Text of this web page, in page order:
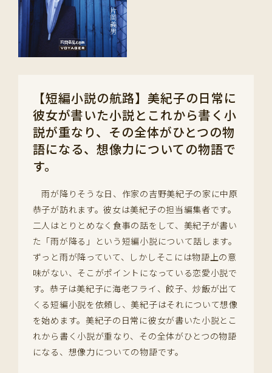
【短編小説の航路】美紀子の日常に
彼女が書いた小説とこれから書く小
説が重なり、その全体がひとつの物
語になる、想像力についての物語で
す。
雨が降りそうな日、作家の吉野美紀子の家に中原
恭子が訪れます。彼女は美紀子の担当編集者です。
二人はとりとめなく食事の話をして、美紀子が書い
た「雨が降る」という短編小説について話します。
ずっと雨が降っていて、しかしそこには物語上の意
味がない、そこがポイントになっている恋愛小説で
す。恭子は美紀子に海老フライ、餃子、炒飯が出て
くる短編小説を依頼し、美紀子はそれについて想像
を始めます。美紀子の日常に彼女が書いた小説とこ
れから書く小説が重なり、その全体がひとつの物語
になる、想像力についての物語です。